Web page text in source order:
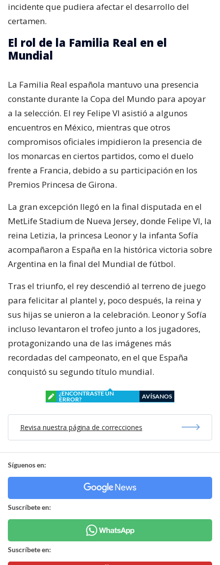
incidente que pudiera afectar el desarrollo del
certamen.
El rol de la Familia Real en el
Mundial
La Familia Real española mantuvo una presencia
constante durante la Copa del Mundo para apoyar
a la selección. El rey Felipe VI asistió a algunos
encuentros en México, mientras que otros
compromisos oficiales impidieron la presencia de
los monarcas en ciertos partidos, como el duelo
frente a Francia, debido a su participación en los
Premios Princesa de Girona.
La gran excepción llegó en la final disputada en el
MetLife Stadium de Nueva Jersey, donde Felipe VI, la
reina Letizia, la princesa Leonor y la infanta Sofía
acompañaron a España en la histórica victoria sobre
Argentina en la final del Mundial de fútbol.
Tras el triunfo, el rey descendió al terreno de juego
para felicitar al plantel y, poco después, la reina y
sus hijas se unieron a la celebración. Leonor y Sofía
incluso levantaron el trofeo junto a los jugadores,
protagonizando una de las imágenes más
recordadas del campeonato, en el que España
conquistó su segundo título mundial.
¿ENCONTRASTE UN
ERROR?
AVÍSANOS
Revisa nuestra página de correcciones
Síguenos en:
Suscríbete en:
Suscríbete en: